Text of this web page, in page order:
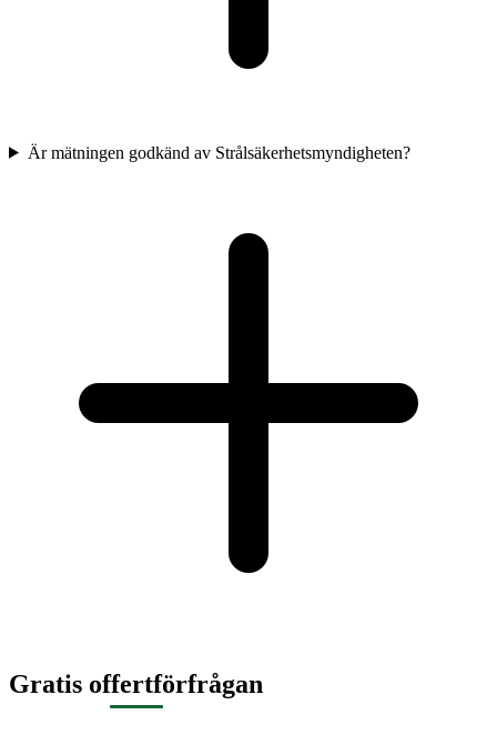
Är mätningen godkänd av Strålsäkerhetsmyndigheten?
Gratis offertförfrågan